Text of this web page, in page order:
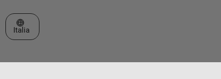
Seleziona un sito web
Italia